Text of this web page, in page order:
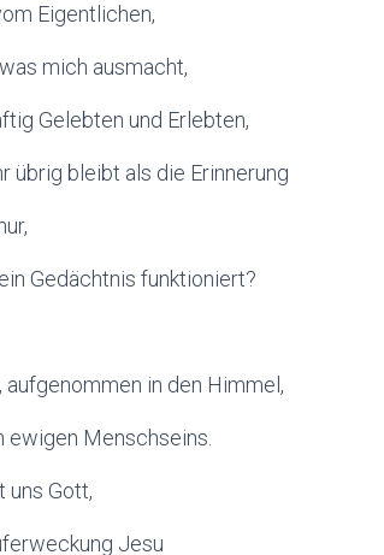
Eigentlichen,
mich ausmacht,
Gelebten und Erlebten,
übrig bleibt als die Erinnerung
Gedächtnis funktioniert?
aufgenommen in den Himmel,
ewigen Menschseins.
uns Gott,
Jesu